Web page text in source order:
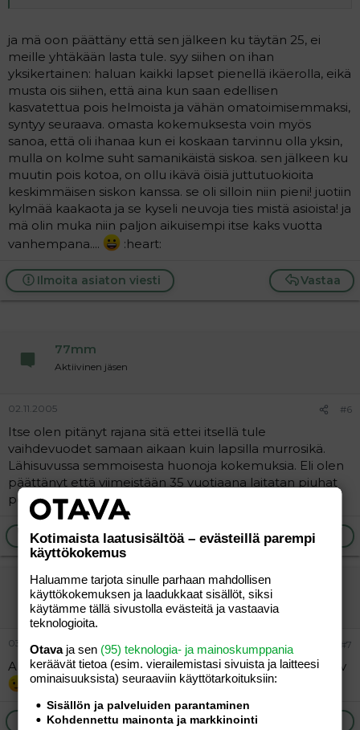
ja mä oon päättäny että sen jälkeen ku täytän 25, ei
meille yhtäkään lasta tule. syy siihen on ihan
yksikertainen: haluan kaikki lapset pienellä ikäerolla, eikä
musta ois siihen, että aina kun saan edellisen
kasvatettua pois helmoista ja vähän omatoimisemmaksi,
syntyy seuraava. omasta kokemuksesta voin myös
sanoa, että oli ihanaa kun ei koskaan tarvinnu olla yksin,
mulla on kolme suht samanikäistä siskoa. sen jälkeen ku
muutin pois kotoa, on ollu ikävä öisiä juttutuokioita
keskimmäisen siskon kanssa. se oli silloin niin pieni! juotiin
kylmää kaakaota ja se kyseli neuvoja ties mistä asioista! ja
mä olin muka niin paljon aikuisempi itse kaks vuotta
vanhempana....
:heart:
Vastaa
Ilmoita asiaton viesti
77mm
Aktiivinen jäsen
02.11.2005 #6
Itse olen pitänyt rajana sitä ettei itsellä tule
vaihdevuodet samaan aikaan kuin lapsilla murrosikä.
Lähisuvussa semmoisesta huonoja kokemuksia. Eli olen
päättänyt että viimeistään 35 vuotiaana laitatan piuhat
poikki. Eipä ainakaan tule sitten enää edes jossiteltua.
Vastaa
Ilmoita asiaton viesti
tuulituisku harmaana
Vieras
03.11.2005 #7
Alle 35-vuotiaana "pitäisi" lapset tehdä. Toisaalta alle 30v
Ilmoita asiaton viesti
Kotimaista laatusisältöä – evästeillä parempi
käyttökokemus
Haluamme tarjota sinulle parhaan mahdollisen
käyttökokemuksen ja laadukkaat sisällöt, siksi
käytämme tällä sivustolla evästeitä ja vastaavia
teknologioita.
Otavaja sen (95) teknologia- ja mainoskumppania
keräävät tietoa (esim. vierailemis­tasi sivuista ja laitteesi
ominaisuuk­sista) seuraaviin käyttötarkoituksiin:
Sisällön ja palveluiden parantaminen
Kohdennettu mainonta ja markkinointi